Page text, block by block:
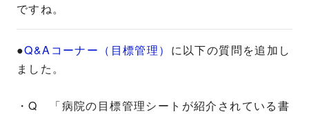
ですね。
●Q&Aコーナー（目標管理） に以下の質問を追加し
ました。
・Q 「病院の目標管理シートが紹介されている書